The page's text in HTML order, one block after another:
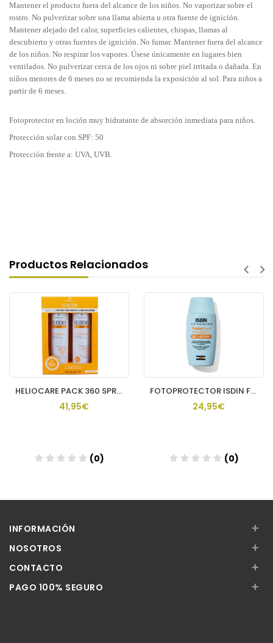
Mantener el producto fuera del alcance de los niños. No vaporizar sobre el
rostro. No pulverizar sobre una llama abierta u otra fuente de ignición.
Mantener alejado del calor, superficies calientes, chispas, llamas al
descubierto y otras fuentes de ignición. No fumar. Mantener fuera del alcance
de los niños. No respirar los vapores. Úsese únicamente en lugares bien
ventilados. No pulverizar cerca de los ojos ni sobre piel irritada o dañada. En
niños menores de 6 meses no se recomienda la exposición al sol. Para niños a
partir de 6 meses.
Fotoprotector en loción muy hidratante de absorción inmediata para niños.
Protección solar con SPF: 50
Protección frente a: UVA, UVB.
Productos Relacionados
HELIOCARE PACK 360 SPRAY INVISIBLE 2 U
41,95€
(0)
FOTOPROTECTOR ISDIN FUSION FLUID MINERAL SPF 50 1 ENVASE 50
24,95€
(0)
INFORMACIÓN +
NOSOTROS +
CONTACTO +
PAGO 100% SEGURO +